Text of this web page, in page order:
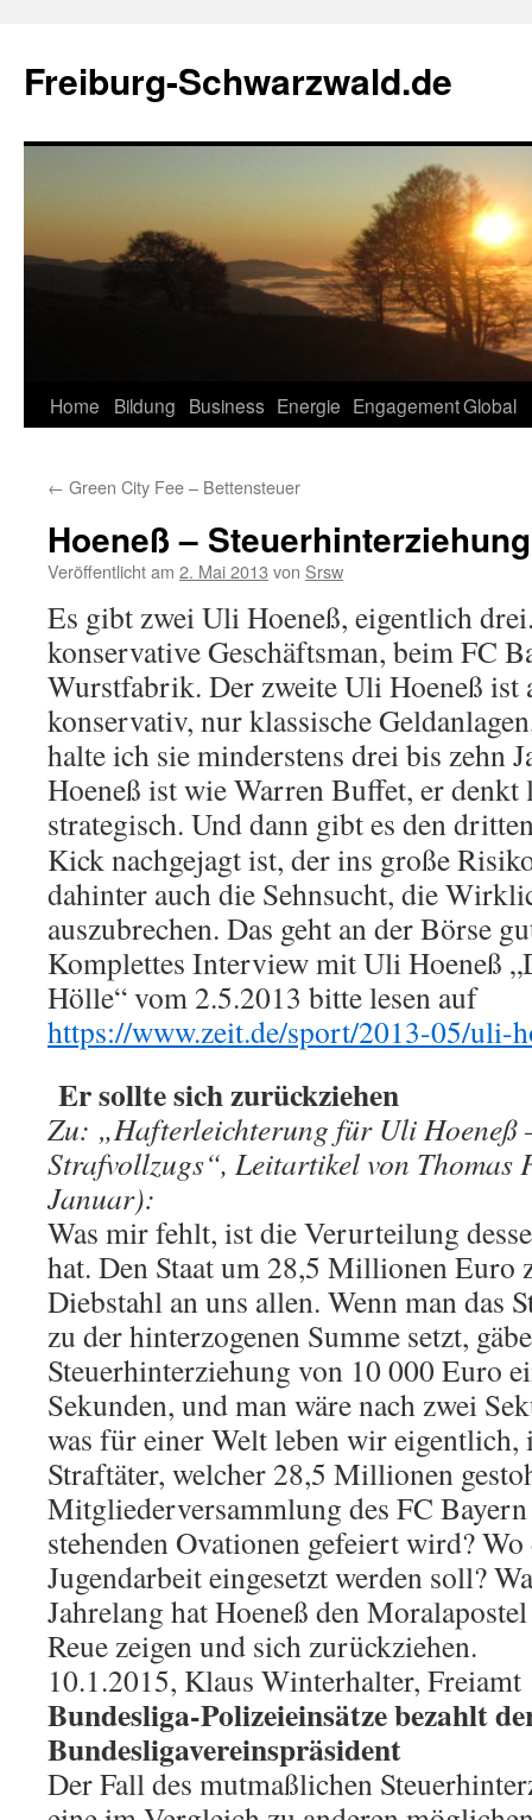
springen
Freiburg-Schwarzwald.de
Home Bildung Business Energie EngagementGlobal
← Green City Fee – Bettensteuer
Hoeneß – Steuerhinterziehung
Veröffentlicht am 2. Mai 2013 von Srsw
Es gibt zwei Uli Hoeneß, eigentlich
konservative Geschäftsman, beim FC
Wurstfabrik. Der zweite Uli Hoeneß ist
konservativ, nur klassische
halte ich sie minderstens drei bis zehn
Hoeneß ist wie Warren Buffet, er
strategisch. Und dann gibt es den
Kick nachgejagt ist, der ins große
dahinter auch die Sehnsucht, die
auszubrechen. Das geht an der Börse
Komplettes Interview mit Uli Hoeneß
Hölle“ vom 2.5.2013 bitte lesen auf
https://www.zeit.de/sport/2013-05/uli-
Er sollte sich zurückziehen
Zu: „Hafterleichterung für Uli Hoeneß
Strafvollzugs“, Leitartikel von Thomas
Januar):
Was mir fehlt, ist die Verurteilung
hat. Den Staat um 28,5 Millionen Euro
Diebstahl an uns allen. Wenn man das
zu der hinterzogenen Summe setzt,
Steuerhinterziehung von 10 000 Euro
Sekunden, und man wäre nach zwei
was für einer Welt leben wir
Straftäter, welcher 28,5 Millionen
Mitgliederversammlung des FC
stehenden Ovationen gefeiert wird?
Jugendarbeit eingesetzt werden soll?
Jahrelang hat Hoeneß den
Reue zeigen und sich zurückziehen.
10.1.2015, Klaus Winterhalter, Freiamt
Bundesliga-Polizeieinsätze bezahlt
Bundesligavereinspräsident
Der Fall des mutmaßlichen